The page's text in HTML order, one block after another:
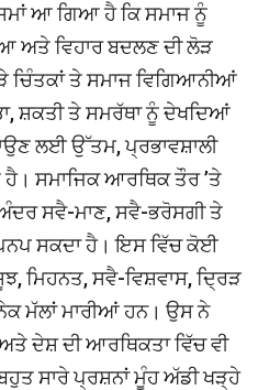
ਆ ਗਿਆ ਹੈ ਕਿ ਸਮਾਜ ਨੂੰ
ਅਤੇ ਵਿਹਾਰ ਬਦਲਣ ਦੀ ਲੋੜ
ਚਿੰਤਕਾਂ ਤੇ ਸਮਾਜ ਵਿਗਿਆਨੀਆਂ
ਸ਼ਕਤੀ ਤੇ ਸਮਰੱਥਾ ਨੂੰ ਦੇਖਦਿਆਂ
ਲਈ ਉੱਤਮ, ਪ੍ਰਭਾਵਸ਼ਾਲੀ
ਸਮਾਜਿਕ ਆਰਥਿਕ ਤੌਰ ’ਤੇ
ਸਵੈ-ਮਾਣ, ਸਵੈ-ਭਰੋਸਗੀ ਤੇ
ਪਨਪ ਸਕਦਾ ਹੈ। ਇਸ ਵਿੱਚ ਕੋਈ
ਮਿਹਨਤ, ਸਵੈ-ਵਿਸ਼ਵਾਸ, ਦ੍ਰਿੜ
ਮੱਲਾਂ ਮਾਰੀਆਂ ਹਨ। ਉਸ ਨੇ
ਦੇਸ਼ ਦੀ ਆਰਥਿਕਤਾ ਵਿੱਚ ਵੀ
ਸਾਰੇ ਪ੍ਰਸ਼ਨਾਂ ਮੂੰਹ ਅੱਡੀ ਖੜ੍ਹੇ